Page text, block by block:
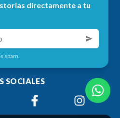
directamente a tu
spam.
SOCIALES